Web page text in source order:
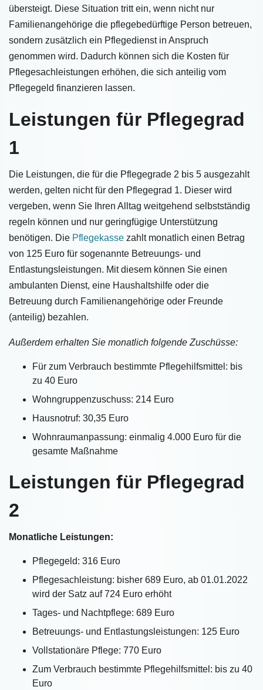
übersteigt. Diese Situation tritt ein, wenn nicht nur
Familienangehörige die pflegebedürftige Person betreuen,
sondern zusätzlich ein Pflegedienst in Anspruch
genommen wird. Dadurch können sich die Kosten für
Pflegesachleistungen erhöhen, die sich anteilig vom
Pflegegeld finanzieren lassen.
Leistungen für Pflegegrad
1
Die Leistungen, die für die Pflegegrade 2 bis 5 ausgezahlt
werden, gelten nicht für den Pflegegrad 1. Dieser wird
vergeben, wenn Sie Ihren Alltag weitgehend selbstständig
regeln können und nur geringfügige Unterstützung
benötigen. Die Pflegekasse zahlt monatlich einen Betrag
von 125 Euro für sogenannte Betreuungs- und
Entlastungsleistungen. Mit diesem können Sie einen
ambulanten Dienst, eine Haushaltshilfe oder die
Betreuung durch Familienangehörige oder Freunde
(anteilig) bezahlen.
Außerdem erhalten Sie monatlich folgende Zuschüsse:
Für zum Verbrauch bestimmte Pflegehilfsmittel: bis
zu 40 Euro
Wohngruppenzuschuss: 214 Euro
Hausnotruf: 30,35 Euro
Wohnraumanpassung: einmalig 4.000 Euro für die
gesamte Maßnahme
Leistungen für Pflegegrad
2
Monatliche Leistungen:
Pflegegeld: 316 Euro
Pflegesachleistung: bisher 689 Euro, ab 01.01.2022
wird der Satz auf 724 Euro erhöht
Tages- und Nachtpflege: 689 Euro
Betreuungs- und Entlastungsleistungen: 125 Euro
Vollstationäre Pflege: 770 Euro
Zum Verbrauch bestimmte Pflegehilfsmittel: bis zu 40
Euro